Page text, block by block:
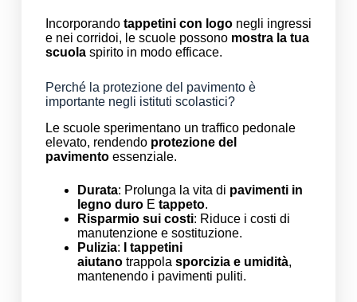
Incorporando tappetini con logonegli ingressi
e nei corridoi, le scuole possono mostra la tua
scuolaspirito in modo efficace.
Perché la protezione del pavimento è
importante negli istituti scolastici?
Le scuole sperimentano un traffico pedonale
elevato, rendendo protezione del
pavimentoessenziale.
Durata: Prolunga la vita di pavimenti in
legno duroE tappeto.
Risparmio sui costi: Riduce i costi di
manutenzione e sostituzione.
Pulizia:
I tappetini
aiutanotrappola sporcizia e umidità,
mantenendo i pavimenti puliti.